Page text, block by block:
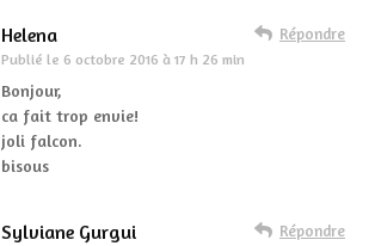
Helena
Publié le 6 octobre 2016 à 17 h 26 min
Répondre
Bonjour,
ca fait trop envie!
joli falcon.
bisous
Sylviane Gurgui Répondre